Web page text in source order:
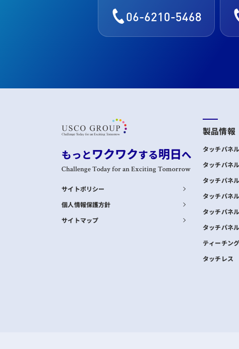
06-6210-5468
もっとワクワクする明日へ
Challenge Today for an Exciting Tomorrow
サイトポリシー
個人情報保護方針
サイトマップ
製品情報
タッチパネ
タッチパネ
タッチパネ
タッチパネ
タッチパネ
タッチパネ
ティーチン
タッチレス